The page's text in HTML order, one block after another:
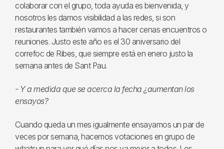
colaborar con el grupo, toda ayuda es bienvenida, y
nosotros les damos visibilidad a las redes, si son
restaurantes también vamos a hacer cenas encuentros o
reuniones. Justo este año es el 30 aniversario del
correfoc de Ribes, que siempre está en enero justo la
semana antes de Sant Pau.
- Y a medida que se acerca la fecha ¿aumentan los
ensayos?
Cuando queda un mes igualmente ensayamos un par de
veces por semana, hacemos votaciones en grupo de